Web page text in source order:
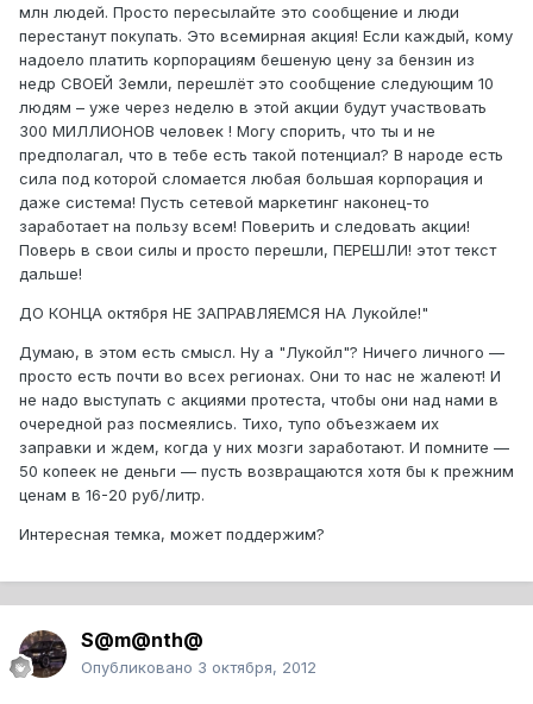
млн людей. Просто пересылайте это сообщение и люди
перестанут покупать. Это всемирная акция! Если каждый, кому
надоело платить корпорациям бешеную цену за бензин из
недр СВОЕЙ Земли, перешлёт это сообщение следующим 10
людям – уже через неделю в этой акции будут участвовать
300 МИЛЛИОНОВ человек ! Могу спорить, что ты и не
предполагал, что в тебе есть такой потенциал? В народе есть
сила под которой сломается любая большая корпорация и
даже система! Пусть сетевой маркетинг наконец-то
заработает на пользу всем! Поверить и следовать акции!
Поверь в свои силы и просто перешли, ПЕРЕШЛИ! этот текст
дальше!
ДО КОНЦА октября НЕ ЗАПРАВЛЯЕМСЯ НА Лукойле!"
Думаю, в этом есть смысл. Ну а "Лукойл"? Ничего личного —
просто есть почти во всех регионах. Они то нас не жалеют! И
не надо выступать с акциями протеста, чтобы они над нами в
очередной раз посмеялись. Тихо, тупо объезжаем их
заправки и ждем, когда у них мозги заработают. И помните —
50 копеек не деньги — пусть возвращаются хотя бы к прежним
ценам в 16-20 руб/литр.
Интересная темка, может поддержим?
S@m@nth@
Опубликовано 3 октября, 2012